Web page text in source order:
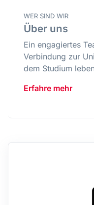
WER SIND WIR
Über uns
Ein engagiertes
Verbindung zur
dem Studium
Erfahre mehr